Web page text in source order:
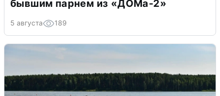
бывшим парнем из «ДОМа-2»
5 августа 189